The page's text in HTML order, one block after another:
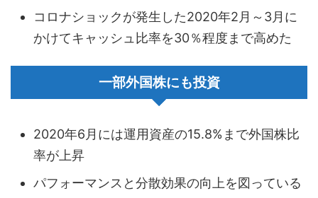
コロナショックが発生した2020年2月～3月に
かけてキャッシュ比率を30％程度まで高めた
一部外国株にも投資
2020年6月には運用資産の15.8%まで外国株比
率が上昇
パフォーマンスと分散効果の向上を図っている